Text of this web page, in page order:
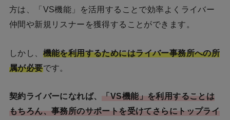
方は、「VS機能」を活用することで効率よくライバー
仲間や新規リスナーを獲得することができます。
しかし、 機能を利用するためにはライバー事務所への所
属が必要です。
契約ライバーになれば、
「VS機能」を利用することは
もちろん、事務所のサポートを受けてさらにトップライ